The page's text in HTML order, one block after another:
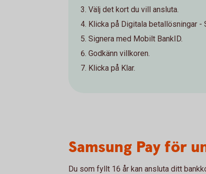
Välj det kort du vill ansluta.
Klicka på Digitala betallösningar -
Signera med Mobilt BankID.
Godkänn villkoren.
Klicka på Klar.
Samsung Pay för
Du som fyllt 16 år kan ansluta ditt